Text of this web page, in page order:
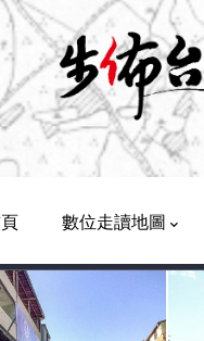
數位走讀地圖